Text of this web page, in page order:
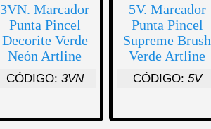
3VN. Marcador
Punta Pincel
Decorite Verde
Neón Artline
CÓDIGO: 3VN
5V. Marcador
Punta Pincel
Supreme Brush
Verde Artline
CÓDIGO: 5V